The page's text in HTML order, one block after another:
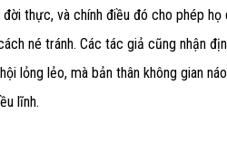
thực, và chính điều đó cho phép họ
né tránh. Các tác giả cũng nhận
lỏng lẻo, mà bản thân không gian
lĩnh.